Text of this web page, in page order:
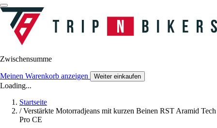
Zwischensumme
Meinen Warenkorb anzeigen Weiter einkaufen
Loading...
Startseite
/ Verstärkte Motorradjeans mit kurzen Beinen RST Aramid Tech
Pro CE